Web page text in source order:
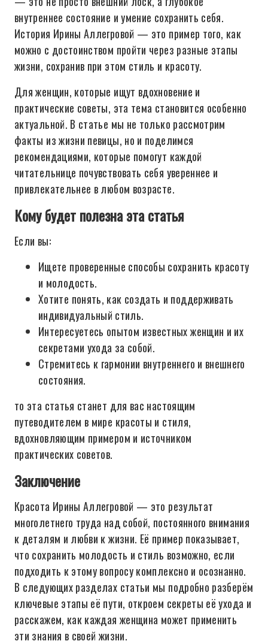
внутреннее состояние и умение сохранить себя.
История Ирины Аллегровой — это пример того, как
можно с достоинством пройти через разные этапы
жизни, сохранив при этом стиль и красоту.
Для женщин, которые ищут вдохновение и
практические советы, эта тема становится особенно
актуальной. В статье мы не только рассмотрим
факты из жизни певицы, но и поделимся
рекомендациями, которые помогут каждой
читательнице почувствовать себя увереннее и
привлекательнее в любом возрасте.
Кому будет полезна эта статья
Если вы:
Ищете проверенные способы сохранить красоту
и молодость.
Хотите понять, как создать и поддерживать
индивидуальный стиль.
Интересуетесь опытом известных женщин и их
секретами ухода за собой.
Стремитесь к гармонии внутреннего и внешнего
состояния.
то эта статья станет для вас настоящим
путеводителем в мире красоты и стиля,
вдохновляющим примером и источником
практических советов.
Заключение
Красота Ирины Аллегровой — это результат
многолетнего труда над собой, постоянного внимания
к деталям и любви к жизни. Её пример показывает,
что сохранить молодость и стиль возможно, если
подходить к этому вопросу комплексно и осознанно.
В следующих разделах статьи мы подробно разберём
ключевые этапы её пути, откроем секреты её ухода и
расскажем, как каждая женщина может применить
эти знания в своей жизни.